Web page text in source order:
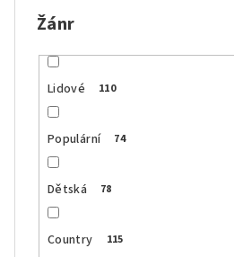
Žánr
Lidové 110
Populární 74
Dětská 78
Country 115